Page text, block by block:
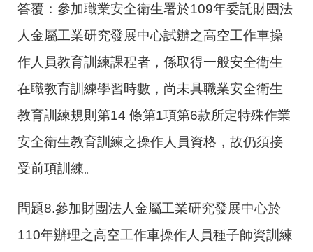
答覆：參加職業安全衛生署於109年委託財團法
人金屬工業研究發展中心試辦之高空工作車操
作人員教育訓練課程者，係取得一般安全衛生
在職教育訓練學習時數，尚未具職業安全衛生
教育訓練規則第14 條第1項第6款所定特殊作業
安全衛生教育訓練之操作人員資格，故仍須接
受前項訓練。
問題8.參加財團法人金屬工業研究發展中心於
110年辦理之高空工作車操作人員種子師資訓練